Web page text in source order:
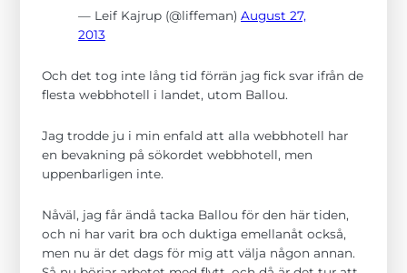
— Leif Kajrup (@liffeman)August 27,
2013
Och det tog inte lång tid förrän jag fick svar ifrån de
flesta webbhotell i landet, utom Ballou.
Jag trodde ju i min enfald att alla webbhotell har
en bevakning på sökordet webbhotell, men
uppenbarligen inte.
Nåväl, jag får ändå tacka Ballou för den här tiden,
och ni har varit bra och duktiga emellanåt också,
men nu är det dags för mig att välja någon annan.
Nödvändiga
välja bort. De
behövs för att
taget ska
fungera.
Statistik
För att vi ska
kunna
förbättra